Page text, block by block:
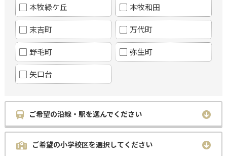
本牧緑ケ丘 本牧和田
末吉町 万代町
野毛町 弥生町
矢口台
ご希望の沿線・駅を選んでください
ご希望の小学校区を選択してください